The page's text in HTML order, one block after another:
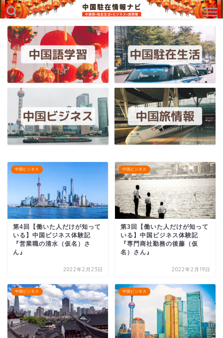
中国ビジネス
第4回【働いた人だけが知って
いる】中国ビジネス体験記
『営業職の清水（仮名）さ
ん』
2022年2月23日
中国ビジネス
第3回【働いた人だけが知って
いる】中国ビジネス体験記
『専門商社勤務の後藤（仮
名）さん』
2022年2月19日
中国ビジネス 中国ビジネス